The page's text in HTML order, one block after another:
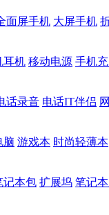
面屏手机 大屏手机
耳机 移动电源 手机
话录音 电话IT伴侣
脑 游戏本 时尚轻薄本
记本包 扩展坞 笔记